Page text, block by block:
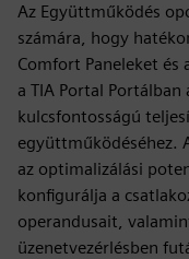
Az Együttműködés
számára, hogy
Comfort Paneleket és
a TIA Portal
kulcsfontosságú
együttműködéséhez.
az optimalizálási
konfigurálja a
operandusait,
üzenetvezérlésben